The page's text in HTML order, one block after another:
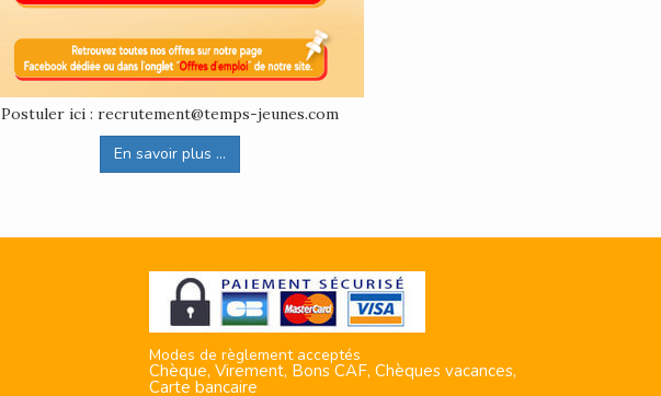
Postuler ici : recrutement@temps-jeunes.com
En savoir plus ...
Modes de règlement acceptés
Chèque, Virement, Bons CAF, Chèques vacances,
Carte bancaire